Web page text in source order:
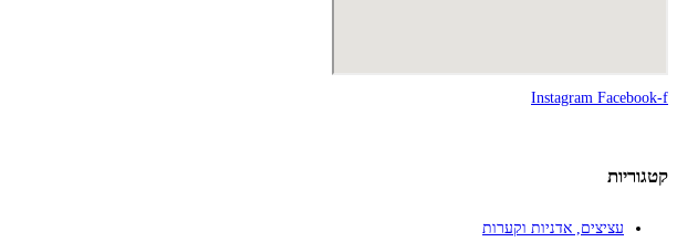
Instagram Facebook-f
קטגוריות
עציצים, אדניות וקערות